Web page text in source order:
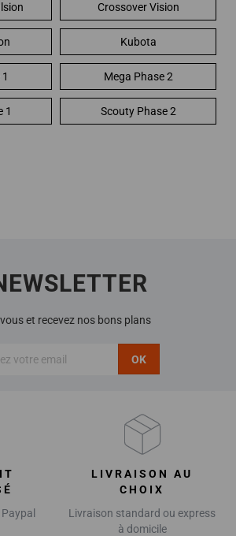
Crossover Vision
Kubota
Mega Phase 2
1 Scouty Phase 2
et recevez nos bons plans
OK
LIVRAISON AU
CHOIX
Livraison standard ou express
à domicile